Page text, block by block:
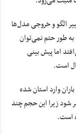
الگو و خروجی مدل‌ها
طور حتم نمی‌توان
اما پیش بینی
است.
وارد استان شده
شود زیرا این حجم چند
است.